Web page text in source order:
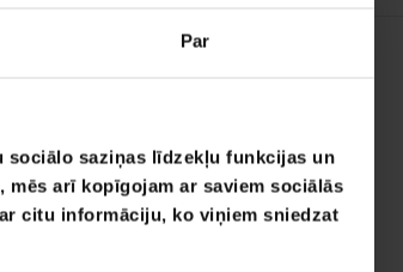
Par
sociālo saziņas līdzekļu funkcijas un
arī kopīgojam ar saviem sociālās
citu informāciju, ko viņiem sniedzat